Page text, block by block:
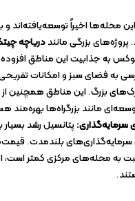
این محله‌ها اخیراً توسعه‌یافته‌اند و
پروژه‌های بزرگی ماننددریاچه
به جذابیت این مناطق
به فضای سبز و امکانات
بزرگ. این مناطق همچنین از
مانند بزرگراه‌ها بهره‌مند
سرمایه‌گذاری:پتانسیل رشد بسیار
سرمایه‌گذاری‌های بلندمدت.
به محله‌های مرکزی کمتر است،